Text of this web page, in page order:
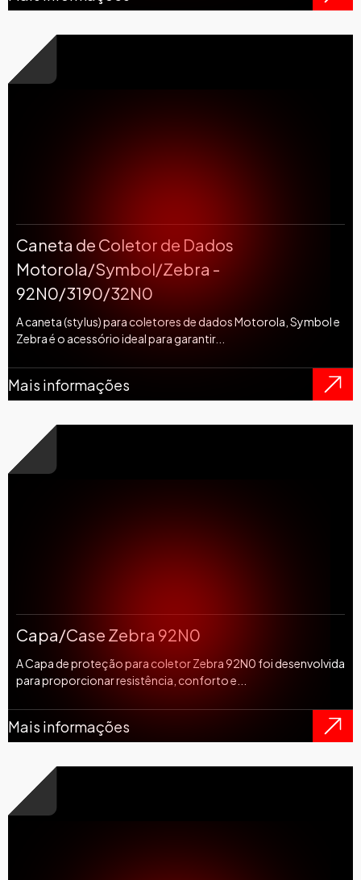
Caneta de Coletor de Dados
Motorola/Symbol/Zebra -
92N0/3190/32N0
A caneta (stylus) para coletores de dados Motorola, Symbol e
Zebra é o acessório ideal para garantir...
Mais informações
Capa/Case Zebra 92N0
A Capa de proteção para coletor Zebra 92N0 foi desenvolvida
para proporcionar resistência, conforto e...
Mais informações